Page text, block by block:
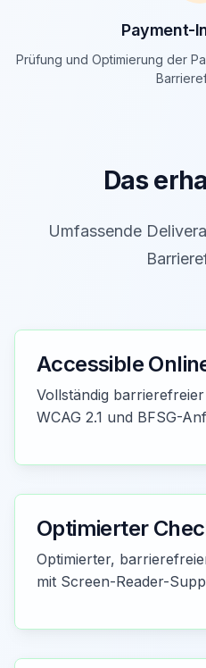
Payment-
Prüfung und Optimierung der
Das
Umfassende
Accessible
Vollständig
WCAG 2.1 und BFSG-
Optimierter
Optimierter,
mit Screen-Reader-